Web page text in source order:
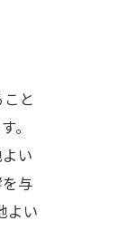
と
。
い
与
よい